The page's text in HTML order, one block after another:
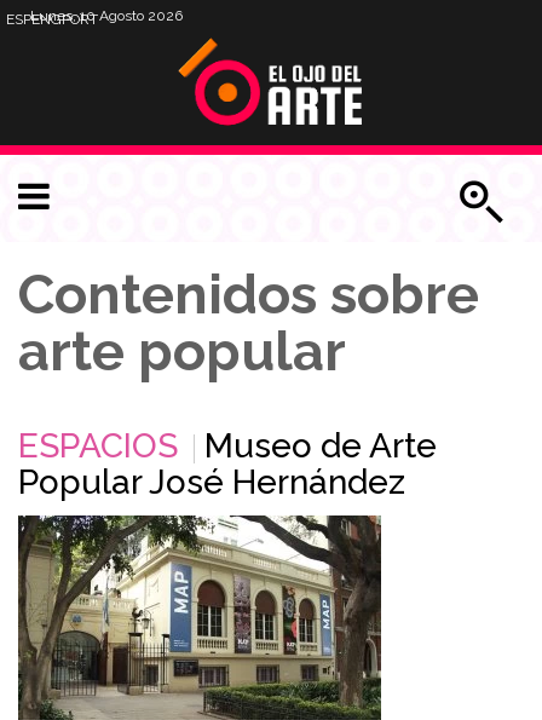
Lunes, 10 Agosto 2026
ESPENGPORT
Contenidos sobre
arte popular
ESPACIOS
Museo de Arte
Popular José Hernández